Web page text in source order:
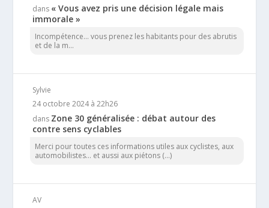
dans « Vous avez pris une décision légale mais
immorale »
Incompétence… vous prenez les habitants pour des abrutis
et de la m...
Sylvie
24 octobre 2024 à 22h26
dans Zone 30 généralisée : débat autour des
contre sens cyclables
Merci pour toutes ces informations utiles aux cyclistes, aux
automobilistes... et aussi aux piétons (...)
AV